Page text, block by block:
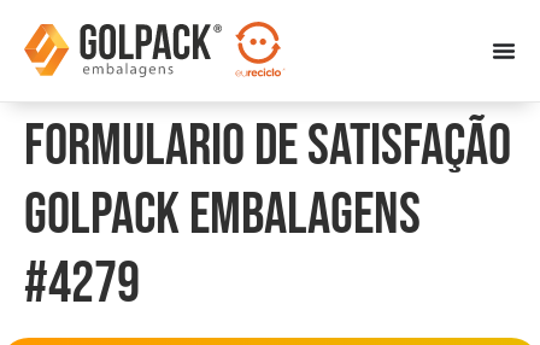
Formulario de Satisfação
Golpack Embalagens
#4279